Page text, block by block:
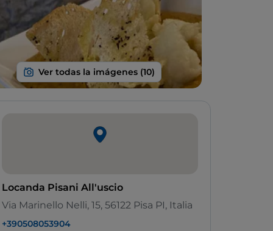
Locanda Pisani All'uscio
Via Marinello Nelli, 15, 56122 Pisa PI, Italia
+390508053904